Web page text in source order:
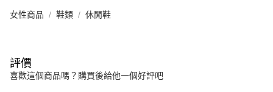
女性商品 鞋類 休閒鞋
評價
喜歡這個商品嗎？購買後給他一個好評吧